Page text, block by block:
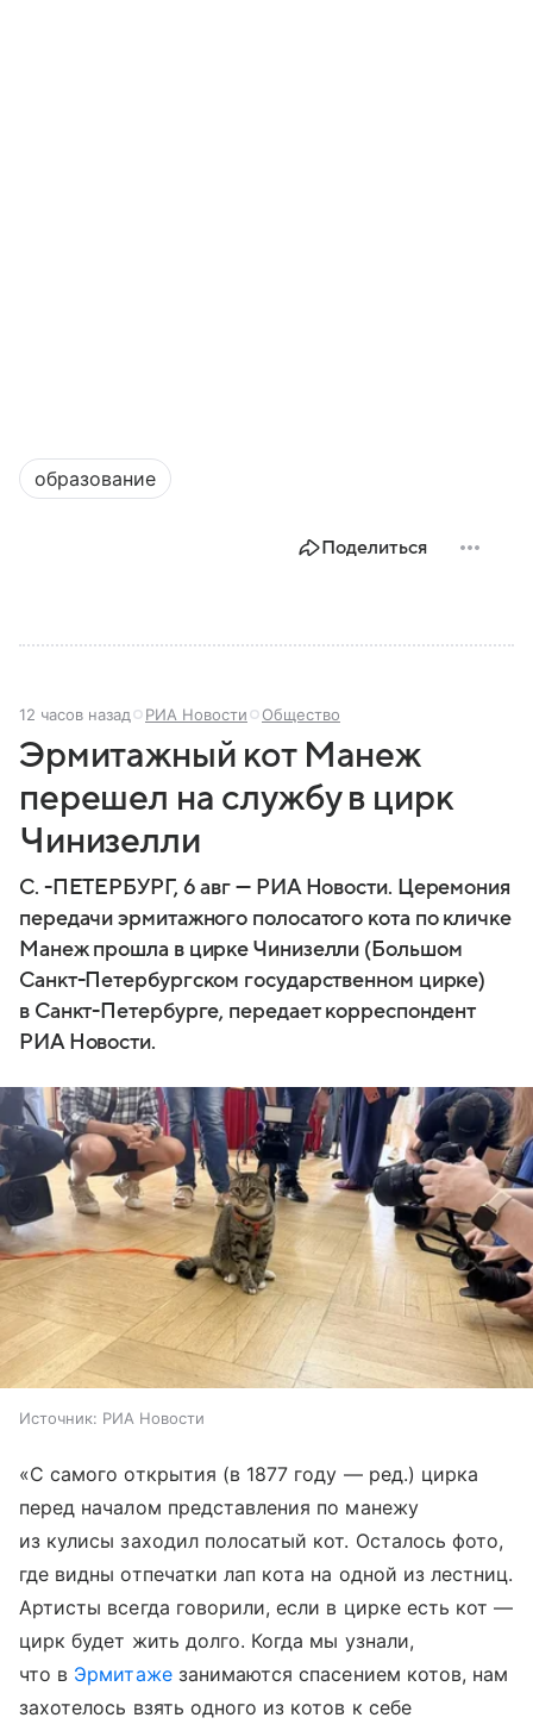
образование
Поделиться
12 часов назад РИА Новости Общество
Эрмитажный кот Манеж
перешел на службу в цирк
Чинизелли
С. -ПЕТЕРБУРГ, 6 авг — РИА Новости. Церемония
передачи эрмитажного полосатого кота по кличке
Манеж прошла в цирке Чинизелли (Большом
Санкт-Петербургском государственном цирке)
в Санкт-Петербурге, передает корреспондент
РИА Новости.
Источник: РИА Новости
«С самого открытия (в 1877 году — ред.) цирка
перед началом представления по манежу
из кулисы заходил полосатый кот. Осталось фото,
где видны отпечатки лап кота на одной из лестниц.
Артисты всегда говорили, если в цирке есть кот —
цирк будет жить долго. Когда мы узнали,
что в Эрмитажезанимаются спасением котов, нам
захотелось взять одного из котов к себе